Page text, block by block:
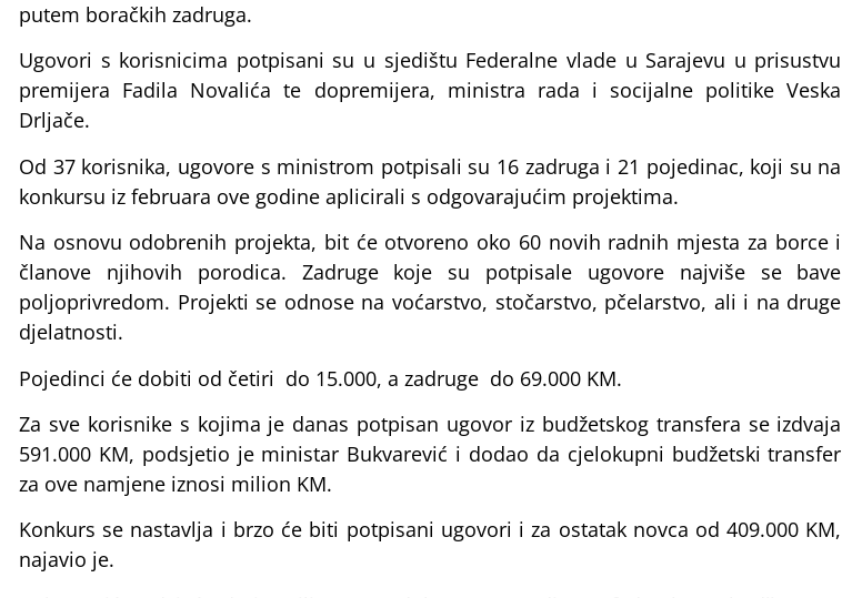
putem boračkih zadruga.
Ugovori s korisnicima potpisani su u sjedištu Federalne vlade u Sarajevu u prisustvu
premijera Fadila Novalića te dopremijera, ministra rada i socijalne politike Veska
Drljače.
Od 37 korisnika, ugovore s ministrom potpisali su 16 zadruga i 21 pojedinac, koji su na
konkursu iz februara ove godine aplicirali s odgovarajućim projektima.
Na osnovu odobrenih projekta, bit će otvoreno oko 60 novih radnih mjesta za borce i
članove njihovih porodica. Zadruge koje su potpisale ugovore najviše se bave
poljoprivredom. Projekti se odnose na voćarstvo, stočarstvo, pčelarstvo, ali i na druge
djelatnosti.
Pojedinci će dobiti od četiri do 15.000, a zadruge do 69.000 KM.
Za sve korisnike s kojima je danas potpisan ugovor iz budžetskog transfera se izdvaja
591.000 KM, podsjetio je ministar Bukvarević i dodao da cjelokupni budžetski transfer
za ove namjene iznosi milion KM.
Konkurs se nastavlja i brzo će biti potpisani ugovori i za ostatak novca od 409.000 KM,
najavio je.